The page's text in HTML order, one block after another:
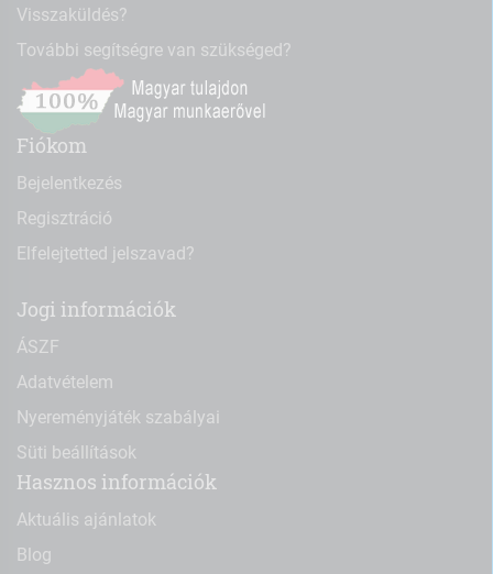
Visszaküldés?
További segítségre van szükséged?
Fiókom
Bejelentkezés
Regisztráció
Elfelejtetted jelszavad?
Jogi információk
ÁSZF
Adatvételem
Nyereményjáték szabályai
Süti beállítások
Hasznos információk
Aktuális ajánlatok
Blog